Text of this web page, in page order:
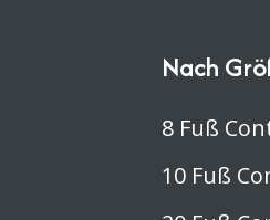
Nach
8 Fuß
10 Fuß